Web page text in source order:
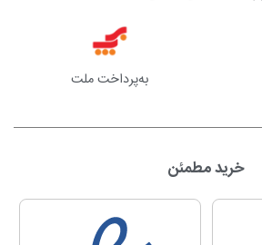
به‌پرداخت ملت
خرید مطمئن